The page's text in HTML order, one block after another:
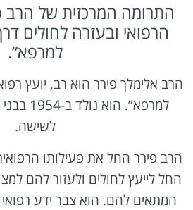
התרומה המרכזית של הרב
הרפואי ובעזרה לחולים
למרפא”.
הרב אלימלך פירר הוא רב, יועץ
למרפא”.
לשישה.
החל לייעץ לחולים ולעזור להם
המתאים להם. הוא צבר ידע